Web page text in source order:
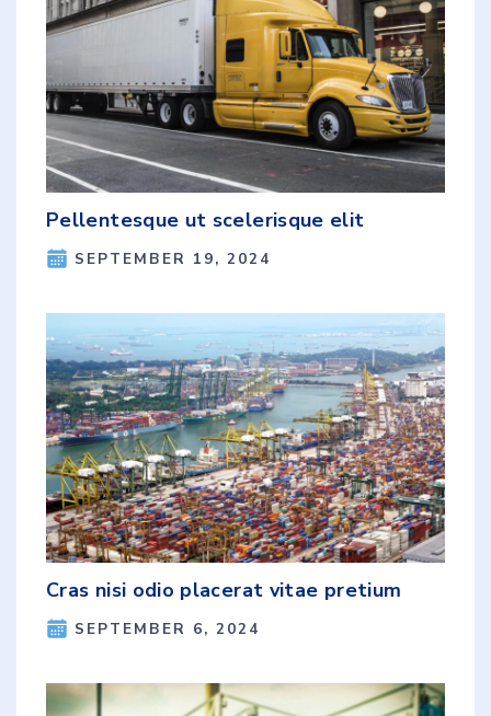
Pellentesque ut scelerisque elit
SEPTEMBER 19, 2024
Cras nisi odio placerat vitae pretium
SEPTEMBER 6, 2024